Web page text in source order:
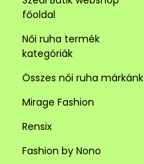
főoldal
Női ruha termék
kategóriák
Összes női ruha márkánk
Mirage Fashion
Rensix
Fashion by Nono